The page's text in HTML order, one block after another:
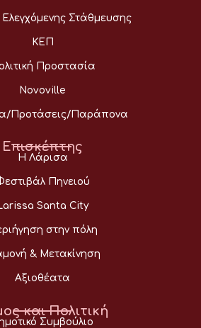
Στάθμευσης
ΚΕΠ
Προστασία
Novoville
Προτάσεις/Παράπονα
Επισκέπτης
Η Λάρισα
Πηνειού
Santa City
στην πόλη
& Μετακίνηση
Αξιοθέατα
και Πολιτική
Συμβούλιο